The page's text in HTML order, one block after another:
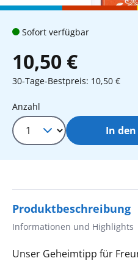
Sofort verfügbar
10,50 €
30-Tage-Bestpreis: 10,50 €
Produkt Anzahl:
Anzahl
In
Produktbeschreibung
Informationen und Highlights
Unser Geheimtipp für